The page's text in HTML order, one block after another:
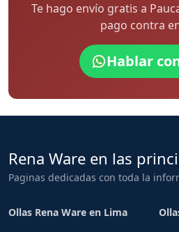
Te hago envío gratis a
pago contra
Hablar
Rena Ware en las
Paginas dedicadas con toda la
Ollas Rena Ware en Lima